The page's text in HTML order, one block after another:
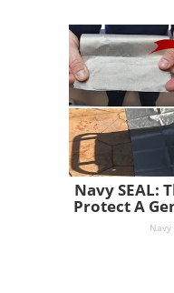
Navy SEAL:
Protect A
Navy